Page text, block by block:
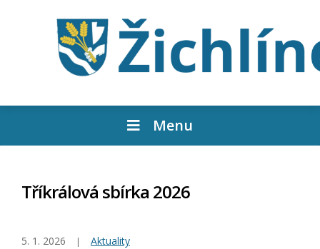
Menu
Tříkrálová sbírka 2026
5. 1. 2026 Aktuality